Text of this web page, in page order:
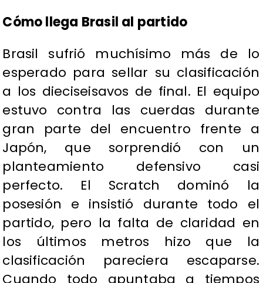
Cómo llega Brasil al partido
Brasil sufrió muchísimo más de lo
esperado para sellar su clasificación
a los dieciseisavos de final. El equipo
estuvo contra las cuerdas durante
gran parte del encuentro frente a
Japón, que sorprendió con un
planteamiento defensivo casi
perfecto. El Scratch dominó la
posesión e insistió durante todo el
partido, pero la falta de claridad en
los últimos metros hizo que la
clasificación pareciera escaparse.
Cuando todo apuntaba a tiempos